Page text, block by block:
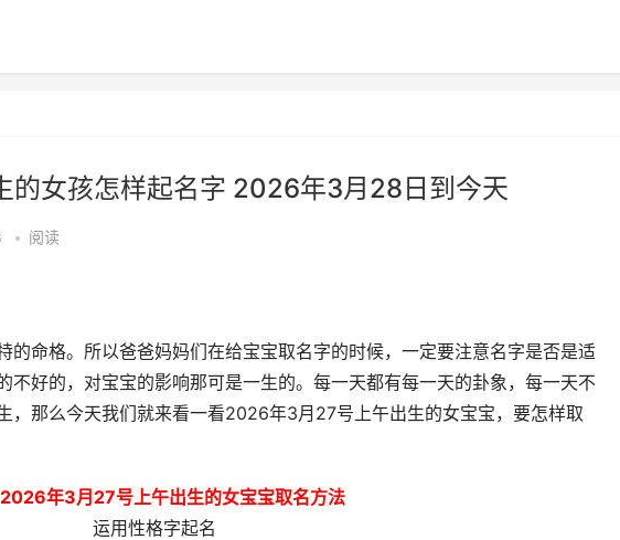
女孩怎样起名字 2026年3月28日到今天
• 阅读
的命格。所以爸爸妈妈们在给宝宝取名字的时候，一定要注意名字是否是适
不好的，对宝宝的影响那可是一生的。每一天都有每一天的卦象，每一天不
，那么今天我们就来看一看2026年3月27号上午出生的女宝宝，要怎样取
年3月27号上午出生的女宝宝取名方法
运用性格字起名